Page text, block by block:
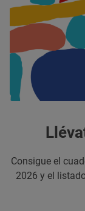
Consigue el
2026 y el